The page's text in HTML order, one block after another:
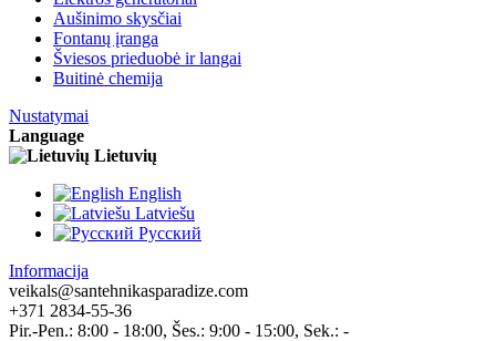
Aušinimo skysčiai
Fontanų įranga
Šviesos prieduobė ir langai
Buitinė chemija
Nustatymai
Language
Lietuvių
English
Latviešu
Pусский
Informacija
veikals@santehnikasparadize.com
+371 2834-55-36
Pir.-Pen.: 8:00 - 18:00, Šes.: 9:00 - 15:00, Sek.: -